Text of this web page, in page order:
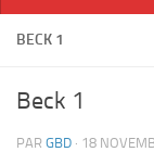
BECK 1
Beck 1
PAR GBD · 18